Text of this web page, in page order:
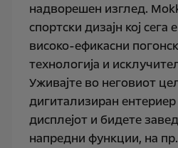
надворешен изглед.
спортски дизајн кој
високо-ефикасни
технологија и
Уживајте во неговиот
дигитализиран ентериер
дисплејот и бидете
напредни функции, на